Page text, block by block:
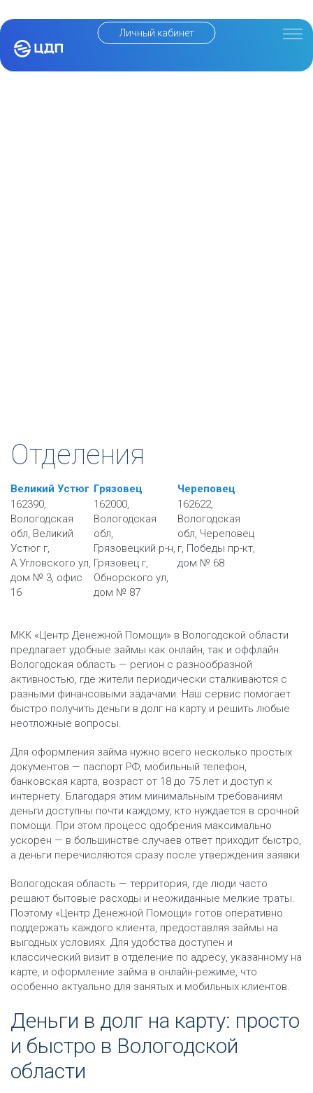
Личный кабинет
Отделения
Великий Устюг
162390,
Вологодская
обл, Великий
Устюг г,
А.Угловского ул,
дом № 3, офис
16
Грязовец
162000,
Вологодская
обл,
Грязовецкий р-н,
Грязовец г,
Обнорского ул,
дом № 87
Череповец
162622,
Вологодская
обл, Череповец
г, Победы пр-кт,
дом № 68
МКК «Центр Денежной Помощи» в Вологодской области
предлагает удобные займы как онлайн, так и оффлайн.
Вологодская область — регион с разнообразной
активностью, где жители периодически сталкиваются с
разными финансовыми задачами. Наш сервис помогает
быстро получить деньги в долг на карту и решить любые
неотложные вопросы.
Для оформления займа нужно всего несколько простых
документов — паспорт РФ, мобильный телефон,
банковская карта, возраст от 18 до 75 лет и доступ к
интернету. Благодаря этим минимальным требованиям
деньги доступны почти каждому, кто нуждается в срочной
помощи. При этом процесс одобрения максимально
ускорен — в большинстве случаев ответ приходит быстро,
а деньги перечисляются сразу после утверждения заявки.
Вологодская область — территория, где люди часто
решают бытовые расходы и неожиданные мелкие траты.
Поэтому «Центр Денежной Помощи» готов оперативно
поддержать каждого клиента, предоставляя займы на
выгодных условиях. Для удобства доступен и
классический визит в отделение по адресу, указанному на
карте, и оформление займа в онлайн-режиме, что
особенно актуально для занятых и мобильных клиентов.
Деньги в долг на карту: просто
и быстро в Вологодской
области